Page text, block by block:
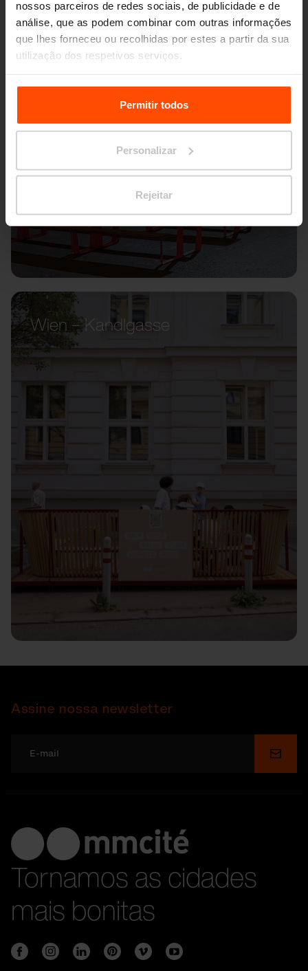
nossos parceiros de redes sociais, de publicidade e de
análise, que as podem combinar com outras informações
que lhes forneceu ou recolhidas por estes a partir da sua
utilização dos respetivos serviços.
Para mais informações, por favor visitePrinciples
Relating to the Processing Personal Data.
Permitir todos
Personalizar
Rejeitar
Wien – Kandlgasse
Assine nossa newsletter
Enviar
Tornamos as cidades
mais bonitas